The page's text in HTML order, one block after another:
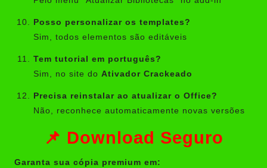
Posso personalizar os templates?
Sim, todos elementos são editáveis
Tem tutorial em português?
Sim, no site do Ativador Crackeado
Precisa reinstalar ao atualizar o Office?
Não, reconhece automaticamente novas versões
📌 Download Seguro
Garanta sua cópia premium em: